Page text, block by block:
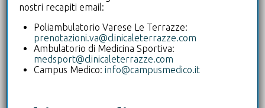
Ambulatorio di Pneumologia
Ambulatorio di Proctologia
nostri recapiti email:
Poliambulatorio Varese Le Terrazze:
prenotazioni.va@clinicaleterrazze.com
Ambulatorio di Medicina Sportiva:
medsport@clinicaleterrazze.com
Campus Medico: info@campusmedico.it